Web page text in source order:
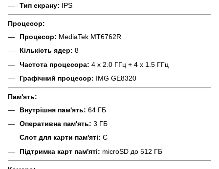
Тип екрану: IPS
Процесор:
Процесор: MediaTek MT6762R
Кількість ядер: 8
Частота процесора: 4 x 2.0 ГГц + 4 x 1.5 ГГц
Графічний процесор: IMG GE8320
Пам'ять:
Внутрішня пам'ять: 64 ГБ
Оперативна пам'ять: 3 ГБ
Слот для карти пам'яті: Є
Підтримка карт пам'яті: microSD до 512 ГБ